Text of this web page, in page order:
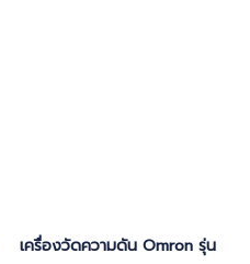
เครื่องวัดความดัน Omron รุ่น